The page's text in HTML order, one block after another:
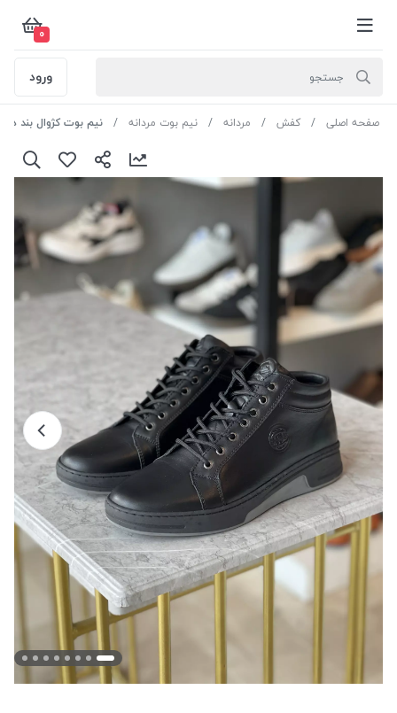
0
ورود
صفحه اصلی کفش مردانه نیم بوت مردانه نیم بوت کژوال بند دار سایز 40 رنگ